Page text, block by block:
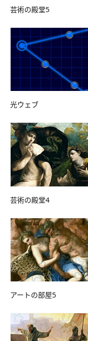
芸術の殿堂5
光ウェブ
芸術の殿堂4
アートの部屋5